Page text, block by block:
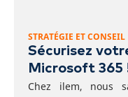
STRATÉGIE ET CONSEIL
Sécurisez
Microsoft 365
Chez ilem, nous